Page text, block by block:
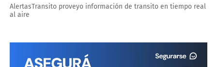
AlertasTransito proveyo información de transito en tiempo real
al aire